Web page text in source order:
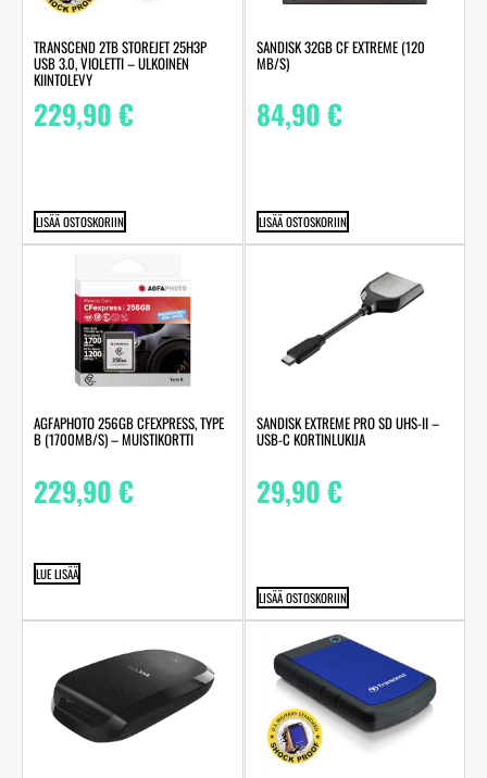
TRANSCEND 2TB STOREJET 25H3P
USB 3.0, VIOLETTI – ULKOINEN
KIINTOLEVY
229,90€
LISÄÄ OSTOSKORIIN
SANDISK 32GB CF EXTREME (120
MB/S)
84,90€
LISÄÄ OSTOSKORIIN
AGFAPHOTO 256GB CFEXPRESS, TYPE
B (1700MB/S) – MUISTIKORTTI
229,90€
LUE LISÄÄ
SANDISK EXTREME PRO SD UHS-II –
USB-C KORTINLUKIJA
29,90€
LISÄÄ OSTOSKORIIN